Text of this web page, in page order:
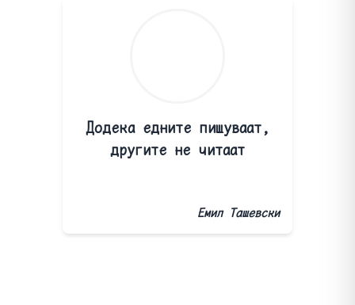
Додека едните пишуваат,
другите не читаат
Емил Ташевски